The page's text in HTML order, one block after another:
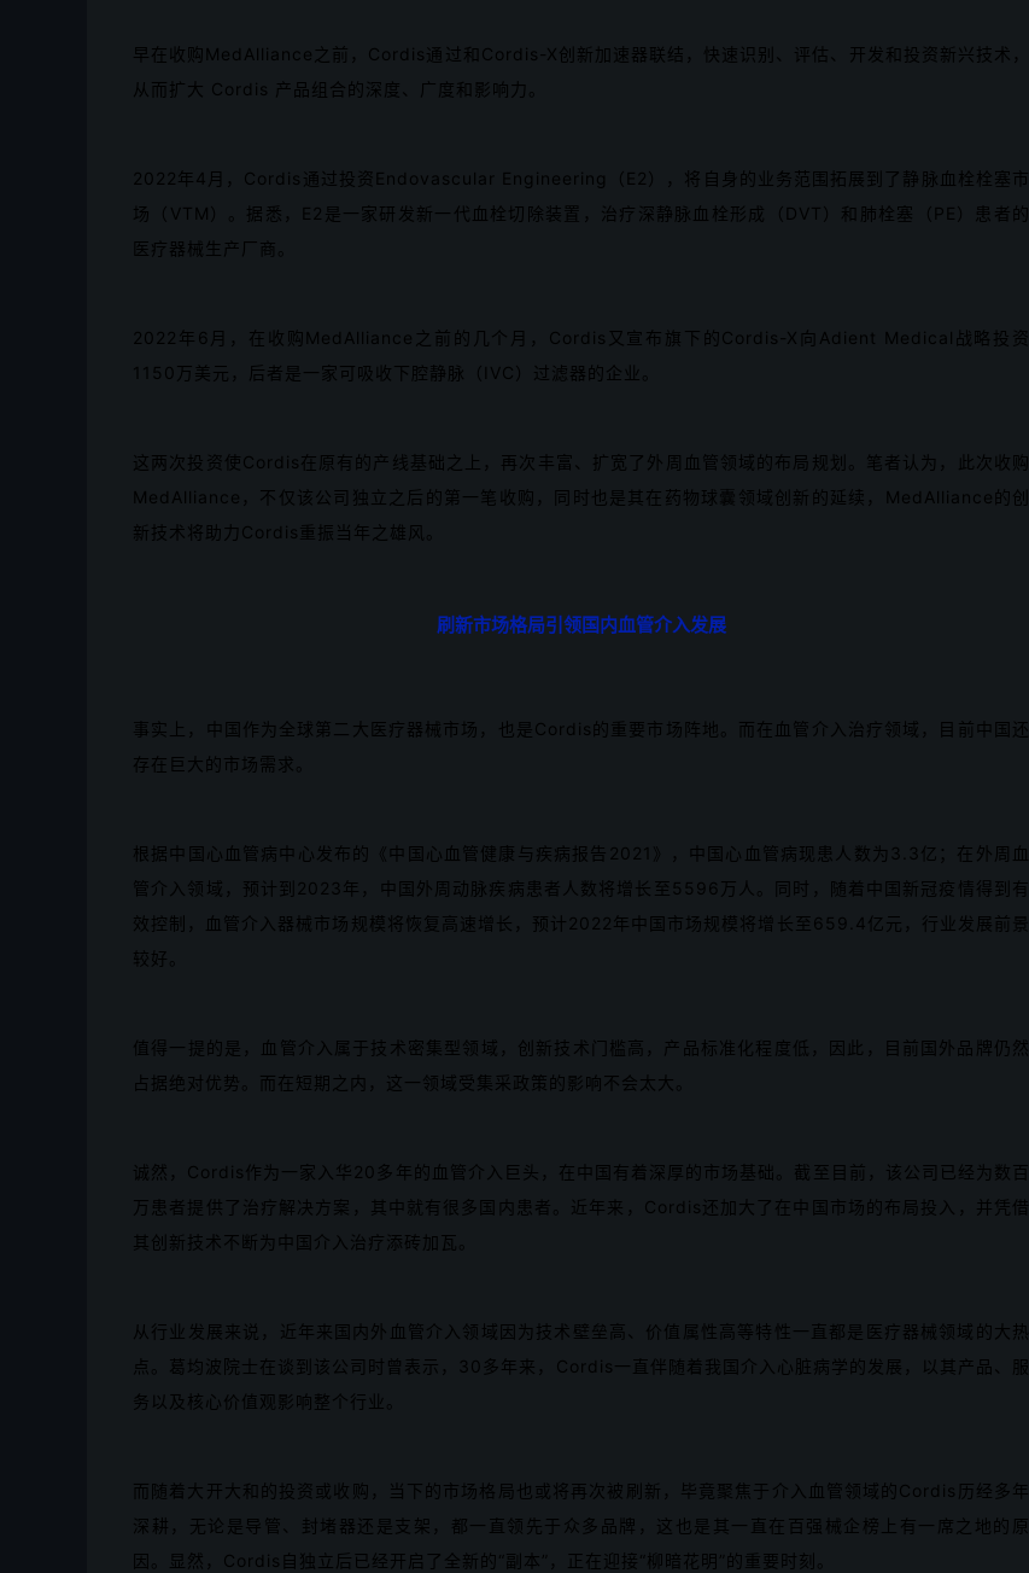
早在收购MedAlliance之前，Cordis通过和Cordis-X创新加速器联结，快速识别、评估、开发和投资新兴技术，
从而扩大 Cordis 产品组合的深度、广度和影响力。
2022年4月，Cordis通过投资Endovascular Engineering（E2），将自身的业务范围拓展到了静脉血栓栓塞市
场（VTM）。据悉，E2是一家研发新一代血栓切除装置，治疗深静脉血栓形成（DVT）和肺栓塞（PE）患者的
医疗器械生产厂商。
2022年6月，在收购MedAlliance之前的几个月，Cordis又宣布旗下的Cordis-X向Adient Medical战略投资
1150万美元，后者是一家可吸收下腔静脉（IVC）过滤器的企业。
这两次投资使Cordis在原有的产线基础之上，再次丰富、扩宽了外周血管领域的布局规划。笔者认为，此次收购
MedAlliance，不仅该公司独立之后的第一笔收购，同时也是其在药物球囊领域创新的延续，MedAlliance的创
新技术将助力Cordis重振当年之雄风。
刷新市场格局引领国内血管介入发展
事实上，中国作为全球第二大医疗器械市场，也是Cordis的重要市场阵地。而在血管介入治疗领域，目前中国还
存在巨大的市场需求。
根据中国心血管病中心发布的《中国心血管健康与疾病报告2021》，中国心血管病现患人数为3.3亿；在外周血
管介入领域，预计到2023年，中国外周动脉疾病患者人数将增长至5596万人。同时，随着中国新冠疫情得到有
效控制，血管介入器械市场规模将恢复高速增长，预计2022年中国市场规模将增长至659.4亿元，行业发展前景
较好。
值得一提的是，血管介入属于技术密集型领域，创新技术门槛高，产品标准化程度低，因此，目前国外品牌仍然
占据绝对优势。而在短期之内，这一领域受集采政策的影响不会太大。
诚然，Cordis作为一家入华20多年的血管介入巨头，在中国有着深厚的市场基础。截至目前，该公司已经为数百
万患者提供了治疗解决方案，其中就有很多国内患者。近年来，Cordis还加大了在中国市场的布局投入，并凭借
其创新技术不断为中国介入治疗添砖加瓦。
从行业发展来说，近年来国内外血管介入领域因为技术壁垒高、价值属性高等特性一直都是医疗器械领域的大热
点。葛均波院士在谈到该公司时曾表示，30多年来，Cordis一直伴随着我国介入心脏病学的发展，以其产品、服
务以及核心价值观影响整个行业。
而随着大开大和的投资或收购，当下的市场格局也或将再次被刷新，毕竟聚焦于介入血管领域的Cordis历经多年
深耕，无论是导管、封堵器还是支架，都一直领先于众多品牌，这也是其一直在百强械企榜上有一席之地的原
因。显然，Cordis自独立后已经开启了全新的“副本”，正在迎接“柳暗花明”的重要时刻。